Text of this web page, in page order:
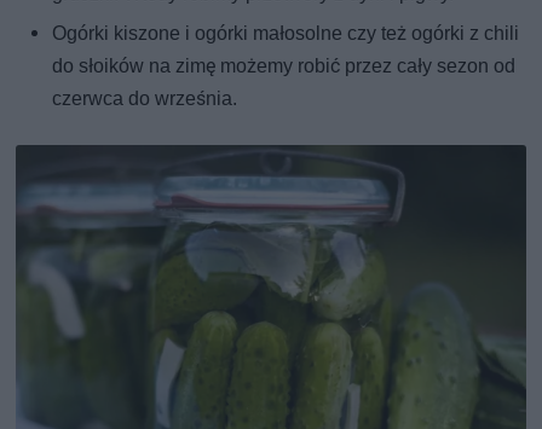
Ogórki kiszone i ogórki małosolne czy też ogórki z chili
do słoików na zimę możemy robić przez cały sezon od
czerwca do września.